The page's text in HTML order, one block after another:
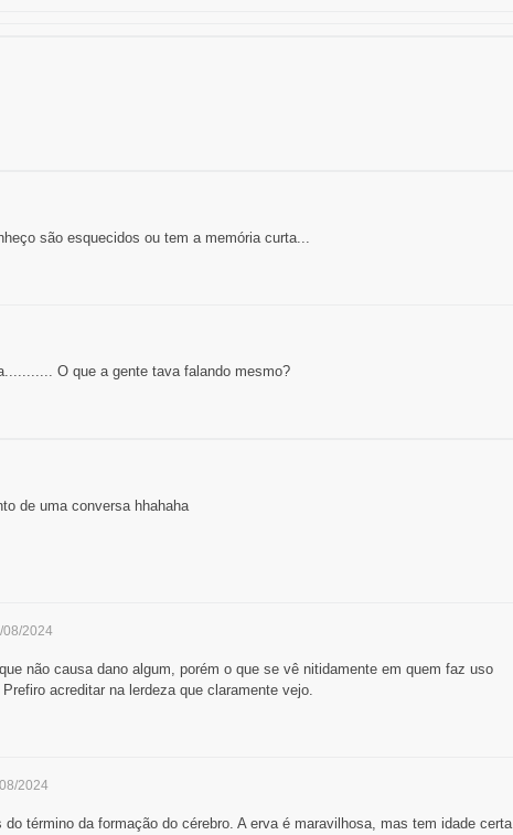
são esquecidos ou tem a memória curta...
O que a gente tava falando mesmo?
de uma conversa hhahaha
08/2024
não causa dano algum, porém o que se vê nitidamente em quem faz uso
acreditar na lerdeza que claramente vejo.
2024
término da formação do cérebro. A erva é maravilhosa, mas tem idade certa